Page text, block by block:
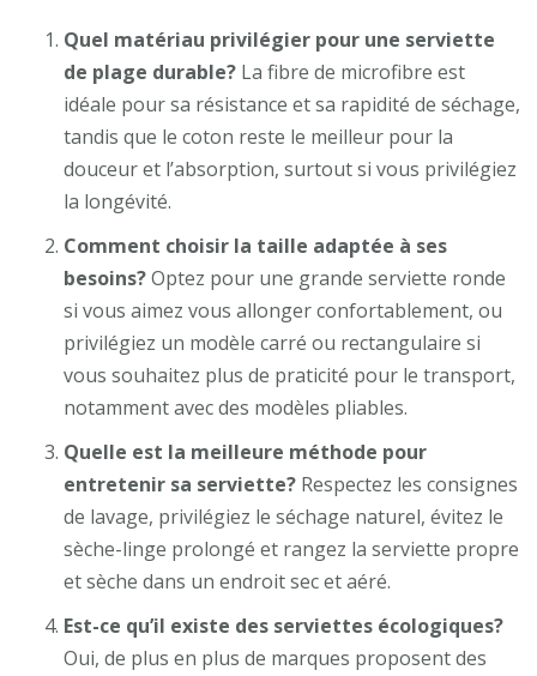
Quel matériau privilégier pour une serviette
de plage durable? La fibre de microfibre est
idéale pour sa résistance et sa rapidité de séchage,
tandis que le coton reste le meilleur pour la
douceur et l’absorption, surtout si vous privilégiez
la longévité.
Comment choisir la taille adaptée à ses
besoins?Optez pour une grande serviette ronde
si vous aimez vous allonger confortablement, ou
privilégiez un modèle carré ou rectangulaire si
vous souhaitez plus de praticité pour le transport,
notamment avec des modèles pliables.
Quelle est la meilleure méthode pour
entretenir sa serviette? Respectez les consignes
de lavage, privilégiez le séchage naturel, évitez le
sèche-linge prolongé et rangez la serviette propre
et sèche dans un endroit sec et aéré.
Est-ce qu’il existe des serviettes écologiques?
Oui, de plus en plus de marques proposent des